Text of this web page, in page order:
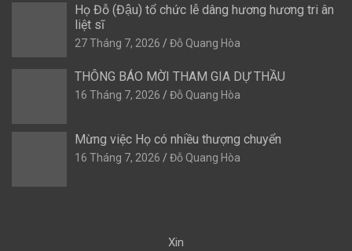
Họ Đỗ (Đậu) tổ chức lễ dâng hương hương tri ân
liệt sĩ
27 Tháng 7, 2026 Đỗ Quang Hòa
THÔNG BÁO MỜI THAM GIA DỰ THẦU
16 Tháng 7, 2026 Đỗ Quang Hòa
Mừng việc Họ có nhiều thượng chuyển
16 Tháng 7, 2026 Đỗ Quang Hòa
Xin